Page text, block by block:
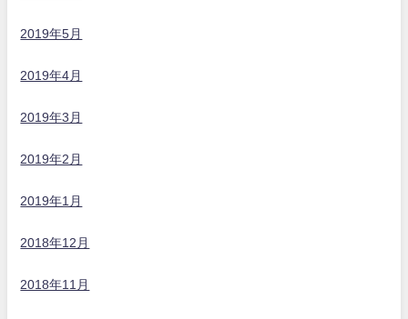
2019年5月
2019年4月
2019年3月
2019年2月
2019年1月
2018年12月
2018年11月